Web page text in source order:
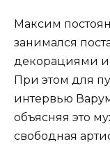
Максим
занимался
декорациями
При этом для
интервью
объясняя это
свободная